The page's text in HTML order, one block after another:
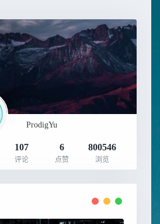
ProdigYu
107
评论
6
点赞
800546
浏览